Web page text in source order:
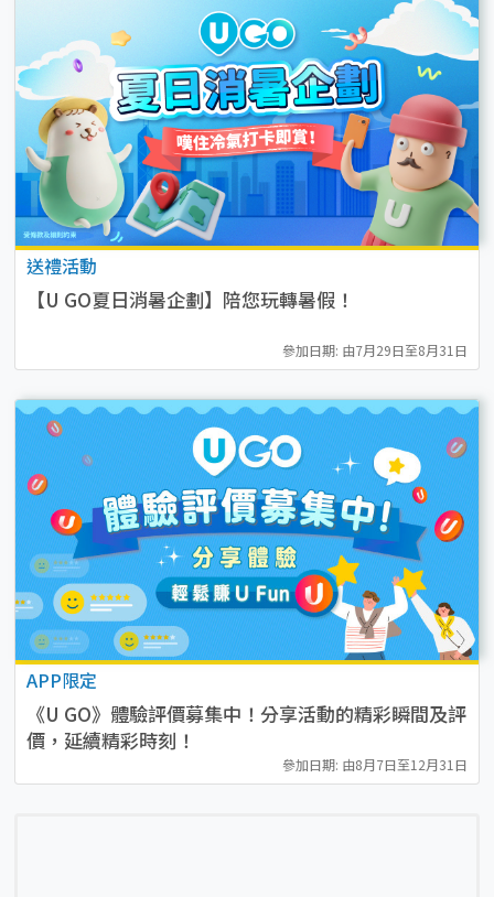
送禮活動
【U GO夏日消暑企劃】陪您玩轉暑假！
參加日期: 由7月29日至8月31日
APP限定
《U GO》體驗評價募集中！分享活動的精彩瞬間及評
價，延續精彩時刻！
參加日期: 由8月7日至12月31日